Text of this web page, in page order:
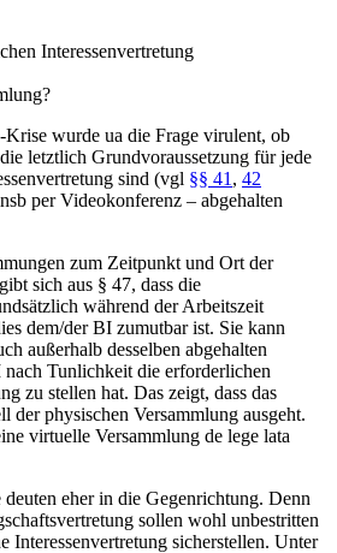
Interessenvertretung
wurde ua die Frage virulent, ob
letztlich Grundvoraussetzung für jede
sind (vgl §§ 41 , 42
per Videokonferenz – abgehalten
zum Zeitpunkt und Ort der
sich aus § 47, dass die
während der Arbeitszeit
dem/der BI zumutbar ist. Sie kann
außerhalb desselben abgehalten
Tunlichkeit die erforderlichen
zu stellen hat. Das zeigt, dass das
der physischen Versammlung ausgeht.
virtuelle Versammlung de lege lata
eher in die Gegenrichtung. Denn
sollen wohl unbestritten
Interessenvertretung sicherstellen. Unter